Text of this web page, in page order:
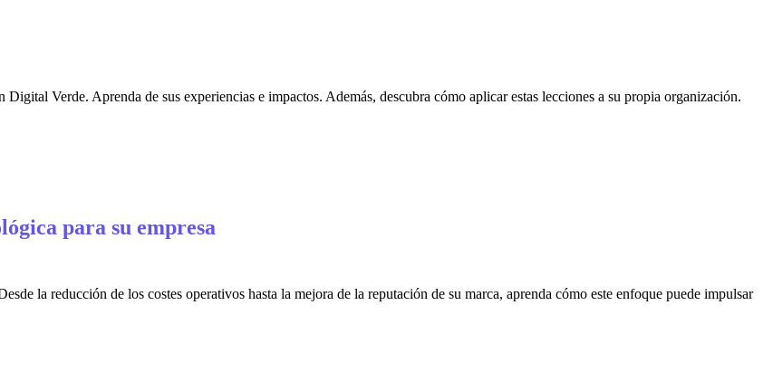
Verde. Aprenda de sus experiencias e impactos. Además, descubra cómo aplicar estas lecciones a su propia organización.
para su empresa
la reducción de los costes operativos hasta la mejora de la reputación de su marca, aprenda cómo este enfoque puede impulsar